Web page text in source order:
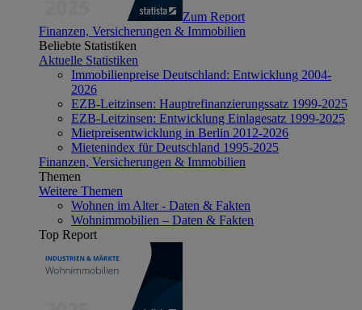
Zum Report
Finanzen, Versicherungen & Immobilien
Beliebte Statistiken
Aktuelle Statistiken
Immobilienpreise Deutschland: Entwicklung 2004-
2026
EZB-Leitzinsen: Hauptrefinanzierungssatz 1999-2025
EZB-Leitzinsen: Entwicklung Einlagesatz 1999-2025
Mietpreisentwicklung in Berlin 2012-2026
Mietenindex für Deutschland 1995-2025
Finanzen, Versicherungen & Immobilien
Themen
Weitere Themen
Wohnen im Alter - Daten & Fakten
Wohnimmobilien – Daten & Fakten
Top Report